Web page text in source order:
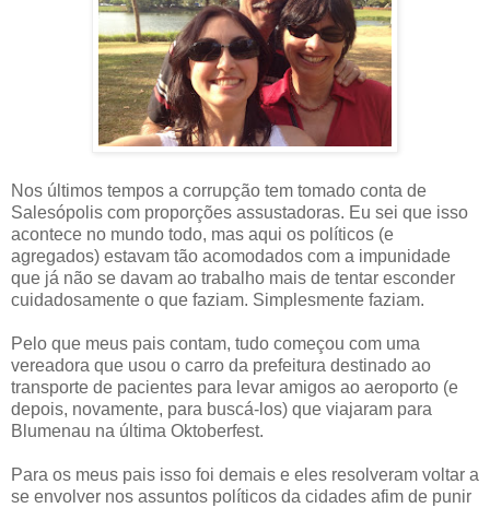
Nos últimos tempos a corrupção tem tomado conta de
Salesópolis com proporções assustadoras. Eu sei que isso
acontece no mundo todo, mas aqui os políticos (e
agregados) estavam tão acomodados com a impunidade
que já não se davam ao trabalho mais de tentar esconder
cuidadosamente o que faziam. Simplesmente faziam.
Pelo que meus pais contam, tudo começou com uma
vereadora que usou o carro da prefeitura destinado ao
transporte de pacientes para levar amigos ao aeroporto (e
depois, novamente, para buscá-los) que viajaram para
Blumenau na última Oktoberfest.
Para os meus pais isso foi demais e eles resolveram voltar a
se envolver nos assuntos políticos da cidades afim de punir